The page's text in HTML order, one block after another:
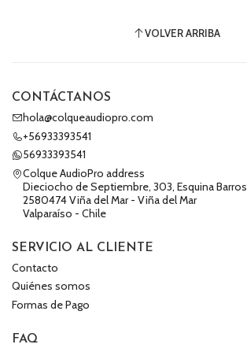
VOLVER ARRIBA
CONTÁCTANOS
hola@colqueaudiopro.com
+56933393541
56933393541
Colque AudioPro address
Dieciocho de Septiembre, 303, Esquina
2580474 Viña del Mar - Viña del Mar
Valparaíso - Chile
SERVICIO AL CLIENTE
Contacto
Quiénes somos
Formas de Pago
FAQ